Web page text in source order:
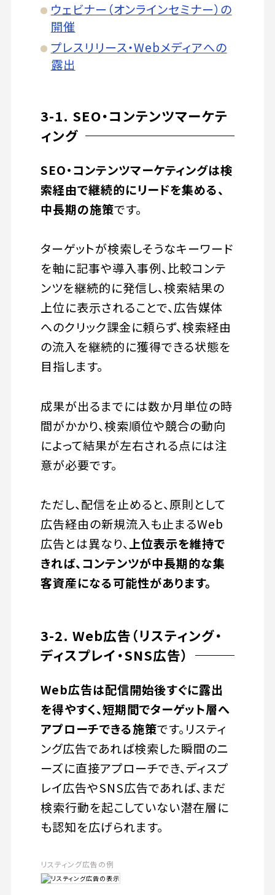
ウェビナー（オンラインセミナー）の
開催
プレスリリース・Webメディアへの
露出
3-1. SEO・コンテンツマーケテ
ィング
SEO・コンテンツマーケティングは検
索経由で継続的にリードを集める、
中長期の施策です。
ターゲットが検索しそうなキーワード
を軸に記事や導入事例、比較コンテ
ンツを継続的に発信し、検索結果の
上位に表示されることで、広告媒体
へのクリック課金に頼らず、検索経由
の流入を継続的に獲得できる状態を
目指します。
成果が出るまでには数か月単位の時
間がかかり、検索順位や競合の動向
によって結果が左右される点には注
意が必要です。
ただし、配信を止めると、原則として
広告経由の新規流入も止まるWeb
広告とは異なり、上位表示を維持で
きれば、コンテンツが中長期的な集
客資産になる可能性があります。
3-2. Web広告（リスティング・
ディスプレイ・SNS広告）
Web広告は配信開始後すぐに露出
を得やすく、短期間でターゲット層へ
アプローチできる施策です。リスティ
ング広告であれば検索した瞬間のニ
ーズに直接アプローチでき、ディスプ
レイ広告やSNS広告であれば、まだ
検索行動を起こしていない潜在層に
も認知を広げられます。
リスティング広告の例